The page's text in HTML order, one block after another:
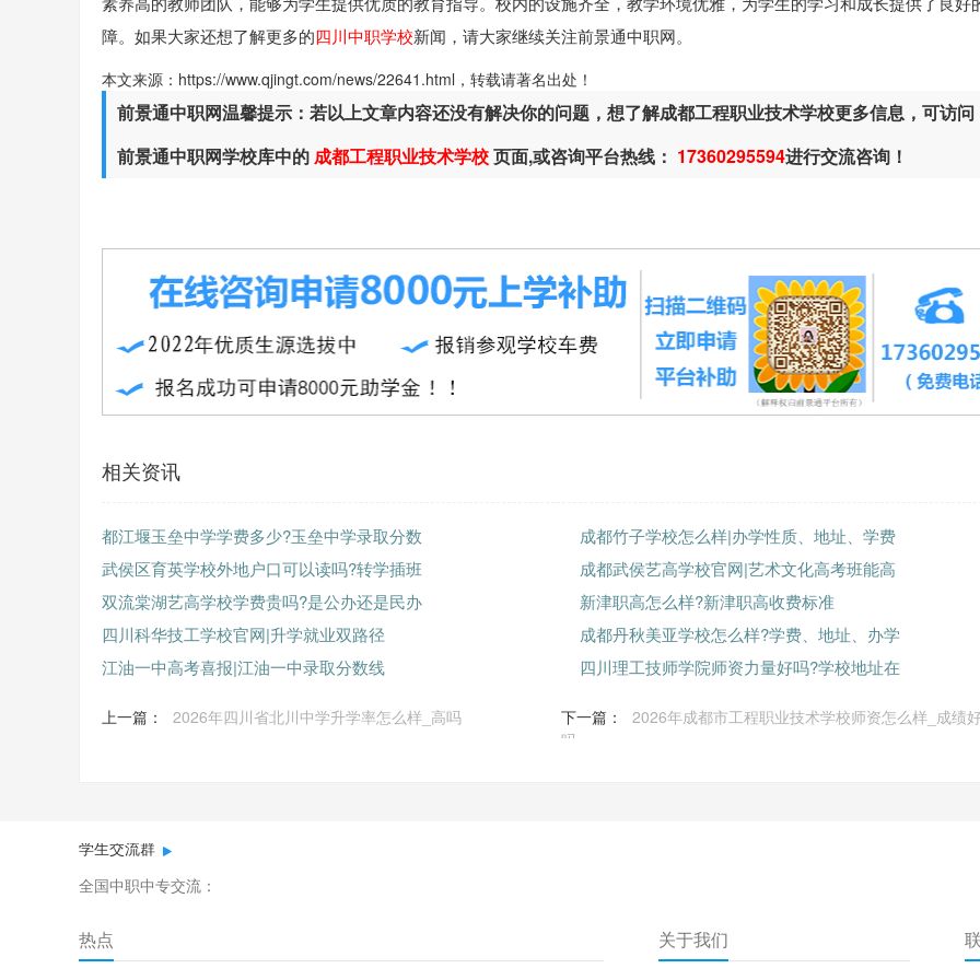
障。如果大家还想了解更多的四川中职学校新闻，请大家继续关注前景通中职网。
本文来源：https://www.qjingt.com/news/22641.html，转载请著名出处！
前景通中职网温馨提示：若以上文章内容还没有解决你的问题，想了解成都工程职业技术学校更多信息，可访问
前景通中职网学校库中的成都工程职业技术学校页面,或咨询平台热线： 17360295594进行交流咨询！
相关资讯
都江堰玉垒中学学费多少?玉垒中学录取分数
成都竹子学校怎么样|办学性质、地址、学费
武侯区育英学校外地户口可以读吗?转学插班
成都武侯艺高学校官网|艺术文化高考班能高
双流棠湖艺高学校学费贵吗?是公办还是民办
新津职高怎么样?新津职高收费标准
四川科华技工学校官网|升学就业双路径
成都丹秋美亚学校怎么样?学费、地址、办学
江油一中高考喜报|江油一中录取分数线
四川理工技师学院师资力量好吗?学校地址在
上一篇： 2026年四川省北川中学升学率怎么样_高吗 下一篇：
2026年成都市工程职业技术学校师资怎么样_成绩
吗
学生交流群
全国中职中专交流：
热点 关于我们